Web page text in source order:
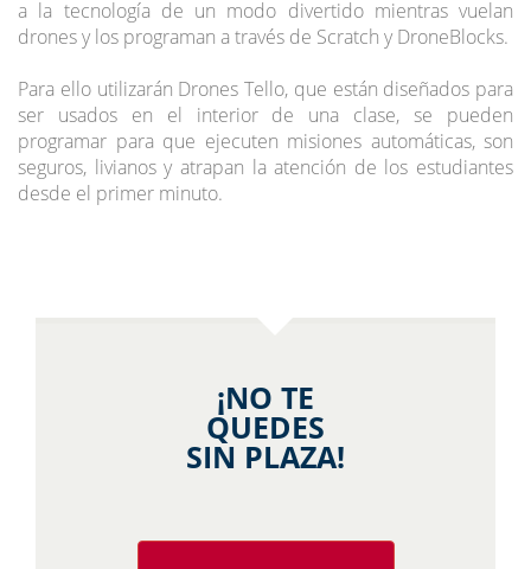
a la tecnología de un modo divertido mientras vuelan
drones y los programan a través de Scratch y DroneBlocks.
Para ello utilizarán Drones Tello, que están diseñados para
ser usados en el interior de una clase, se pueden
programar para que ejecuten misiones automáticas, son
seguros, livianos y atrapan la atención de los estudiantes
desde el primer minuto.
¡NO TE
QUEDES
SIN PLAZA!